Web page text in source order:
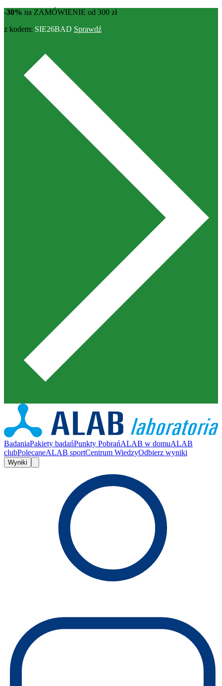
-30% na ZAMÓWIENIE od 300 zł
z kodem: SIE26BAD Sprawdź
BadaniaPakiety badańPunkty PobrańALAB w domuALAB
clubPolecaneALAB sportCentrum WiedzyOdbierz wyniki
Wyniki